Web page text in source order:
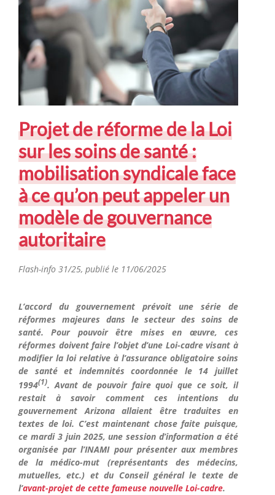
Projet de réforme de la Loi
sur les soins de santé :
mobilisation syndicale face
à ce qu’on peut appeler un
modèle de gouvernance
autoritaire
Flash-info 31/25, publié le 11/06/2025
L’accord du gouvernement prévoit une série de
réformes majeures dans le secteur des soins de
santé. Pour pouvoir être mises en œuvre, ces
réformes doivent faire l’objet d’une Loi-cadre visant à
modifier la loi relative à l’assurance obligatoire soins
de santé et indemnités coordonnée le 14 juillet
1994(1). Avant de pouvoir faire quoi que ce soit, il
restait à savoir comment ces intentions du
gouvernement Arizona allaient être traduites en
textes de loi. C’est maintenant chose faite puisque,
ce mardi 3 juin 2025, une session d’information a été
organisée par l’INAMI pour présenter aux membres
de la médico-mut (représentants des médecins,
mutuelles, etc.) et du Conseil général le texte de
l’avant-projet de cette fameuse nouvelle Loi-cadre.